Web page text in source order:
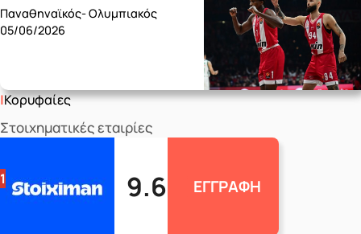
Παναθηναϊκός- Ολυμπιακός
05/06/2026
Κορυφαίες
Στοιχηματικές εταιρίες
1 9.6 ΕΓΓΡΑΦΗ